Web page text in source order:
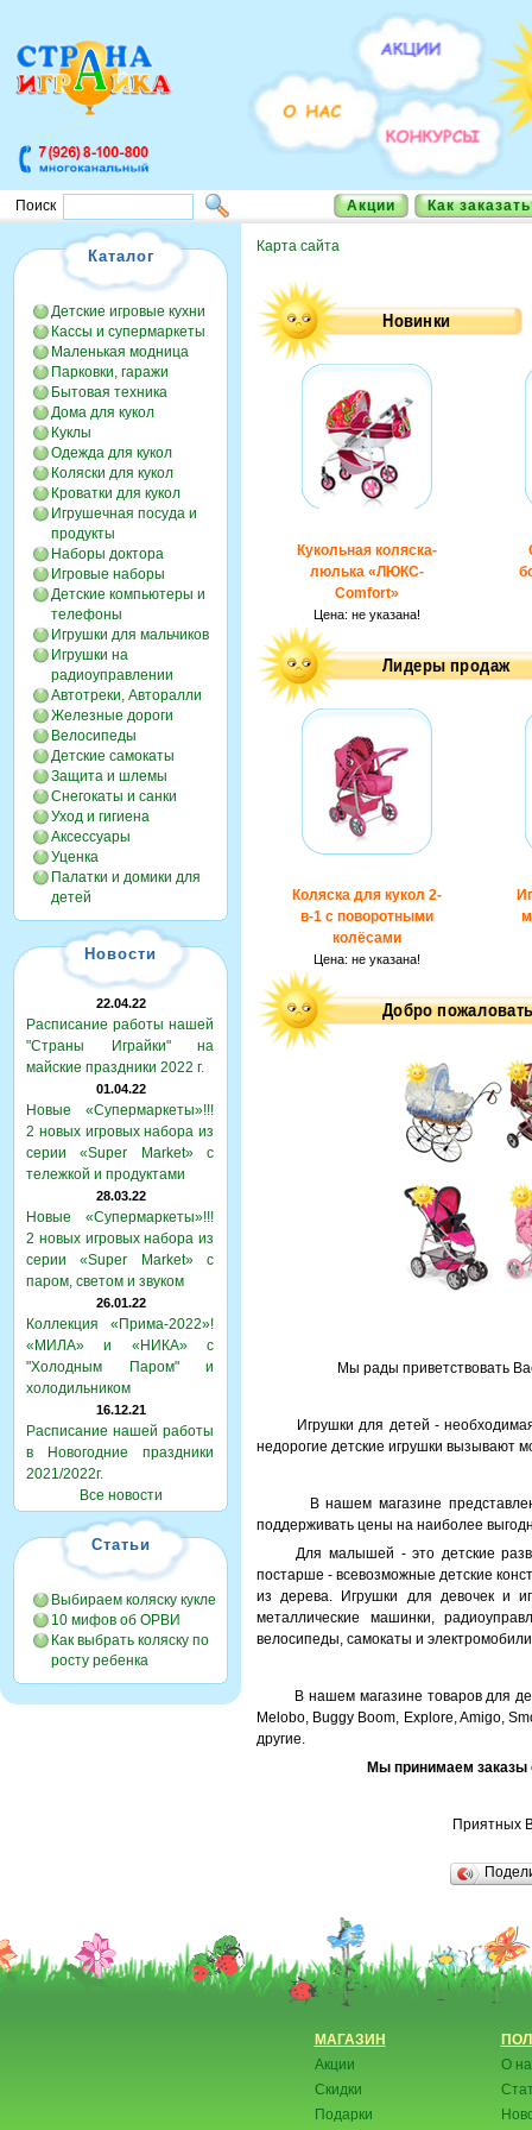
Поиск Акции Как
Каталог
Детские игровые кухни
Кассы и супермаркеты
Маленькая модница
Парковки, гаражи
Бытовая техника
Дома для кукол
Куклы
Одежда для кукол
Коляски для кукол
Кроватки для кукол
Игрушечная посуда и
продукты
Наборы доктора
Игровые наборы
Детские компьютеры и
телефоны
Игрушки для мальчиков
Игрушки на
радиоуправлении
Автотреки, Авторалли
Железные дороги
Велосипеды
Детские самокаты
Защита и шлемы
Снегокаты и санки
Уход и гигиена
Аксессуары
Уценка
Палатки и домики для
детей
Новости
22.04.22
Расписание работы нашей
"Страны Играйки" на
майские праздники 2022 г.
01.04.22
Новые «Супермаркеты»!!!
2 новых игровых набора из
серии «Super Market» с
тележкой и продуктами
28.03.22
Новые «Супермаркеты»!!!
2 новых игровых набора из
серии «Super Market» с
паром, светом и звуком
26.01.22
Коллекция «Прима-2022»!
«МИЛА» и «НИКА» с
"Холодным Паром" и
холодильником
16.12.21
Расписание нашей работы
в Новогодние праздники
2021/2022г.
Все новости
Статьи
Выбираем коляску кукле
10 мифов об ОРВИ
Как выбрать коляску по
росту ребенка
Карта сайта
Кукольная коляска-
люлька «ЛЮКС-
Comfort»
Цена: не указана!
Коляска для кукол 2-
в-1 с поворотными
колёсами
Цена: не указана!
Мы рады приветствовать
Игрушки для детей - необходимая
недорогие детские игрушки вызывают
В нашем магазине представлен
поддерживать цены на наиболее
Для малышей - это детские
постарше - всевозможные детские
из дерева. Игрушки для девочек и
металлические машинки,
велосипеды, самокаты и
В нашем магазине товаров для
Melobo, Buggy Boom, Explore, Amigo,
другие.
Мы принимаем заказы
Приятных
МАГАЗИН
Акции
Скидки
Подарки
О